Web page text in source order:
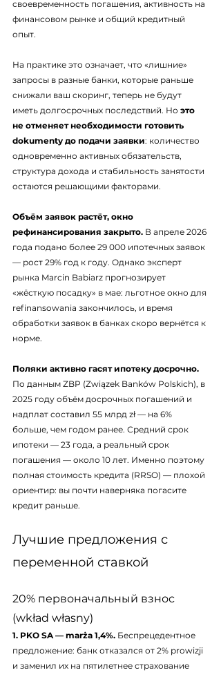
своевременность погашения, активность на
финансовом рынке и общий кредитный
опыт.
На практике это означает, что «лишние»
запросы в разные банки, которые раньше
снижали ваш скоринг, теперь не будут
иметь долгосрочных последствий. Но это
не отменяет необходимости готовить
dokumenty до подачи заявки: количество
одновременно активных обязательств,
структура дохода и стабильность занятости
остаются решающими факторами.
Объём заявок растёт, окно
рефинансирования закрыто. В апреле 2026
года подано более 29 000 ипотечных заявок
— рост 29% год к году. Однако эксперт
рынка Marcin Babiarz прогнозирует
«жёсткую посадку» в мае: льготное окно для
refinansowania закончилось, и время
обработки заявок в банках скоро вернётся к
норме.
Поляки активно гасят ипотеку досрочно.
По данным ZBP (Związek Banków Polskich), в
2025 году объём досрочных погашений и
надплат составил 55 млрд zł — на 6%
больше, чем годом ранее. Средний срок
ипотеки — 23 года, а реальный срок
погашения — около 10 лет. Именно поэтому
полная стоимость кредита (RRSO) — плохой
ориентир: вы почти наверняка погасите
кредит раньше.
Лучшие предложения с
переменной ставкой
20% первоначальный взнос
(wkład własny)
1. PKO SA — marża 1,4%. Беспрецедентное
предложение: банк отказался от 2% prowizji
и заменил их на пятилетнее страхование